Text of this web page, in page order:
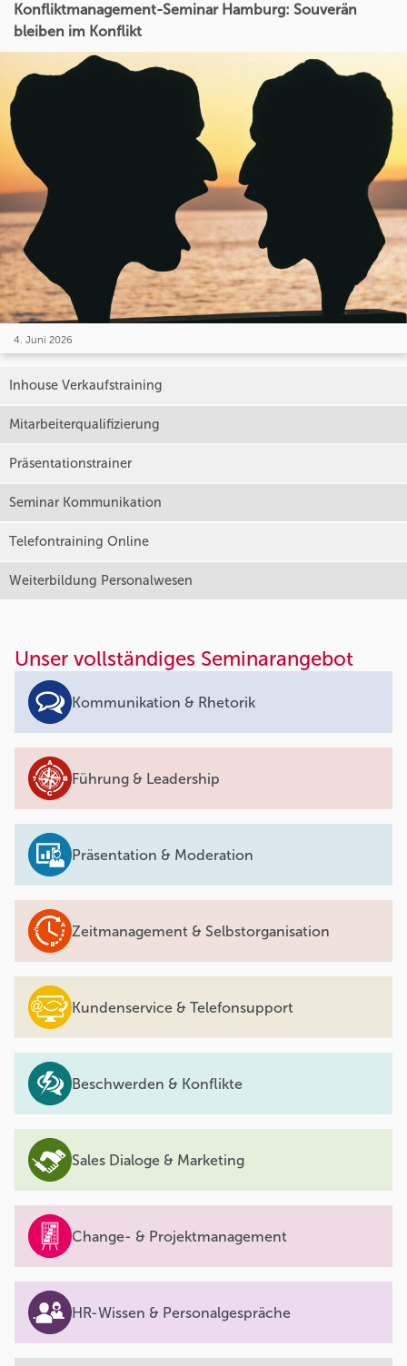
Konfliktmanagement-Seminar Hamburg: Souverän
bleiben im Konflikt
4. Juni 2026
Inhouse Verkaufstraining
Mitarbeiterqualifizierung
Präsentationstrainer
Seminar Kommunikation
Telefontraining Online
Weiterbildung Personalwesen
Unser vollständiges Seminarangebot
Kommunikation & Rhetorik
Führung & Leadership
Präsentation & Moderation
Zeitmanagement & Selbstorganisation
Kundenservice & Telefonsupport
Beschwerden & Konflikte
Sales Dialoge & Marketing
Change- & Projektmanagement
HR-Wissen & Personalgespräche